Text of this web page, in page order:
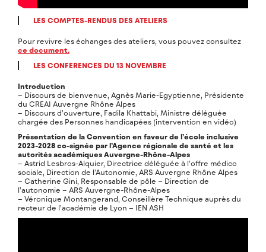
LES COMPTES-RENDUS DES ATELIERS
Pour revivre les échanges des ateliers, vous pouvez consultez
ce document.
LES CONFERENCES DU 13 NOVEMBRE
Introduction
– Discours de bienvenue, Agnès Marie-Egyptienne, Présidente
du CREAI Auvergne Rhône Alpes
– Discours d’ouverture, Fadila Khattabi, Ministre déléguée
chargée des Personnes handicapées (intervention en vidéo)
Présentation de la Convention en faveur de l’école inclusive
2023-2028 co-signée par l’Agence régionale de santé et les
autorités académiques Auvergne-Rhône-Alpes
– Astrid Lesbros-Alquier, Directrice déléguée à l’offre médico
sociale, Direction de l’Autonomie, ARS Auvergne Rhône Alpes
– Catherine Gini, Responsable de pôle – Direction de
l’autonomie – ARS Auvergne-Rhône-Alpes
– Véronique Montangerand, Conseillère Technique auprès du
recteur de l’académie de Lyon – IEN ASH